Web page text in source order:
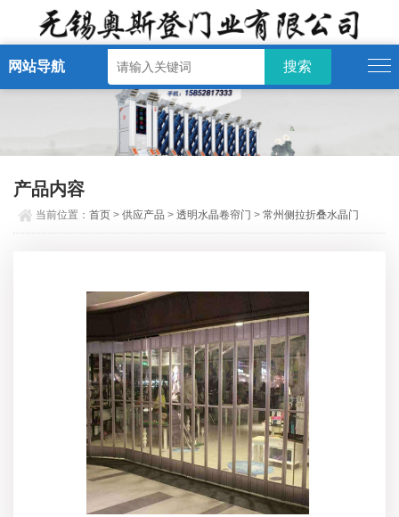
网站导航
产品内容
当前位置：首页 >供应产品 >透明水晶卷帘门 >常州侧拉折叠水晶门